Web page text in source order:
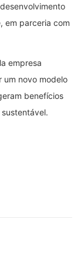
em parceria com
empresa
um novo modelo
benefícios